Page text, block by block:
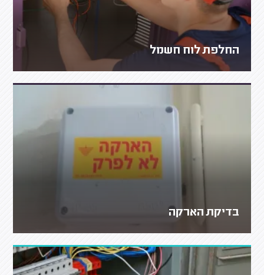
החלפת לוח חשמל
בדיקת הארקה